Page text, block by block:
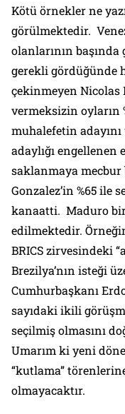
Kötü örnekler ne
görülmektedir.
olanlarının
gerekli gördüğünde
çekinmeyen Nicolas
vermeksizin oyların
muhalefetin
adaylığı
saklanmaya mecbur
Gonzalez’in %65 ile
kanaatti. Maduro
edilmektedir.
BRICS zirvesindeki
Brezilya’nın isteği
Cumhurbaşkanı
sayıdaki ikili
seçilmiş olmasını
Umarım ki yeni
“kutlama”
olmayacaktır.